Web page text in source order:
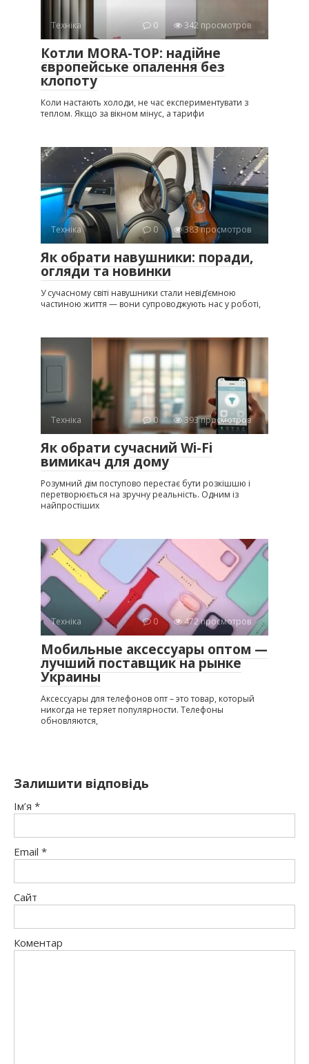
Техніка 0 342 просмотров
Котли MORA-TOP: надійне
європейське опалення без
клопоту
Коли настають холоди, не час експериментувати з
теплом. Якщо за вікном мінус, а тарифи
Техніка 0 383 просмотров
Як обрати навушники: поради,
огляди та новинки
У сучасному світі навушники стали невід’ємною
частиною життя — вони супроводжують нас у роботі,
Техніка 0 393 просмотров
Як обрати сучасний Wi-Fi
вимикач для дому
Розумний дім поступово перестає бути розкішшю і
перетворюється на зручну реальність. Одним із
найпростіших
Техніка 0 472 просмотров
Мобильные аксессуары оптом —
лучший поставщик на рынке
Украины
Аксессуары для телефонов опт – это товар, который
никогда не теряет популярности. Телефоны
обновляются,
Залишити відповідь
Ім’я *
Email *
Сайт
Коментар